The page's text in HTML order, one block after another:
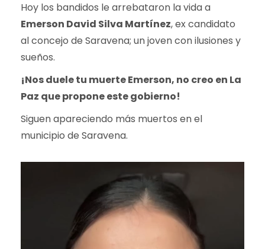
Hoy los bandidos le arrebataron la vida a
Emerson David Silva Martínez, ex candidato
al concejo de Saravena; un joven con ilusiones y
sueños.
¡Nos duele tu muerte Emerson, no creo en La
Paz que propone este gobierno!
Siguen apareciendo más muertos en el
municipio de Saravena.